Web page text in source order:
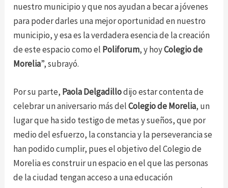
nuestro municipio y que nos ayudan a becar a jóvenes
para poder darles una mejor oportunidad en nuestro
municipio, y esa es la verdadera esencia de la creación
de este espacio como el Poliforum, y hoyColegio de
Morelia”, subrayó.
Por su parte, Paola Delgadillodijo estar contenta de
celebrar un aniversario más delColegio de Morelia, un
lugar que ha sido testigo de metas y sueños, que por
medio del esfuerzo, la constancia y la perseverancia se
han podido cumplir, pues el objetivo del Colegio de
Morelia es construir un espacio en el que las personas
de la ciudad tengan acceso a una educación